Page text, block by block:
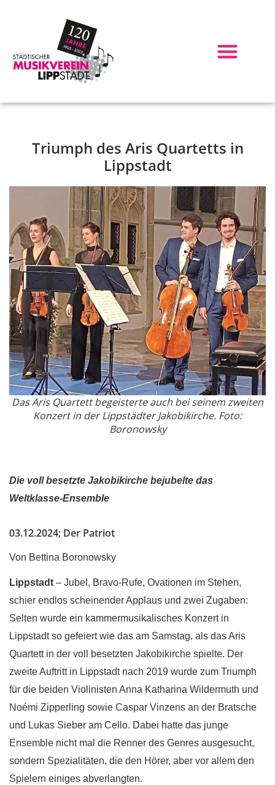
Triumph des Aris Quartetts in
Lippstadt
Das Aris Quartett begeisterte auch bei seinem zweiten
Konzert in der Lippstädter Jakobikirche. Foto:
Boronowsky
Die voll besetzte Jakobikirche bejubelte das
Weltklasse-Ensemble
03.12.2024; Der Patriot
Von Bettina Boronowsky
Lippstadt – Jubel, Bravo-Rufe, Ovationen im Stehen,
schier endlos scheinender Applaus und zwei Zugaben:
Selten wurde ein kammermusikalisches Konzert in
Lippstadt so gefeiert wie das am Samstag, als das Aris
Quartett in der voll besetzten Jakobikirche spielte. Der
zweite Auftritt in Lippstadt nach 2019 wurde zum Triumph
für die beiden Violinisten Anna Katharina Wildermuth und
Noémi Zipperling sowie Caspar Vinzens an der Bratsche
und Lukas Sieber am Cello. Dabei hatte das junge
Ensemble nicht mal die Renner des Genres ausgesucht,
sondern Spezialitäten, die den Hörer, aber vor allem den
Spielern einiges abverlangten.